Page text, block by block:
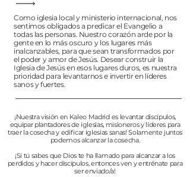
Como iglesia local y ministerio internacional, nos
sentimos obligados a predicar el Evangelio a
todas las personas. Nuestro corazón arde por la
gente en lo más oscuro y los lugares más
inalcanzables, para que sean transformados por
el poder y amor de Jesús. Desear construir la
Iglesia de Jesús en esos lugares duros, es nuestra
prioridad para levantarnos e invertir en líderes
sanos y fuertes.
¡Nuestra visión en Kaleo Madrid es levantar discípulos,
equipar plantadores de iglesias, misioneros y líderes para
traer la cosecha y edificar iglesias sanas! Solamente juntos
podemos alcanzar la cosecha.
¡Si tú sabes que Dios te ha llamado para alcanzar a los
perdidos y hacer discípulos, entonces ven y entrénate para
ser enviado/a!